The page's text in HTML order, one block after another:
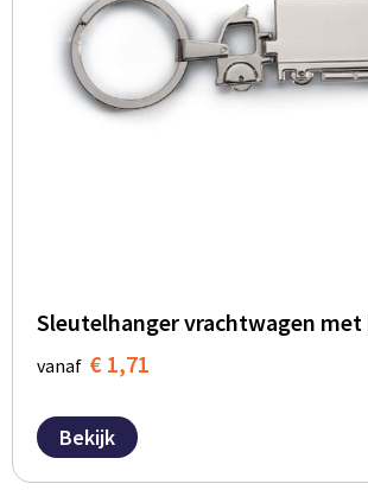
Sleutelhanger vrachtwagen
vanaf € 1,71
Bekijk